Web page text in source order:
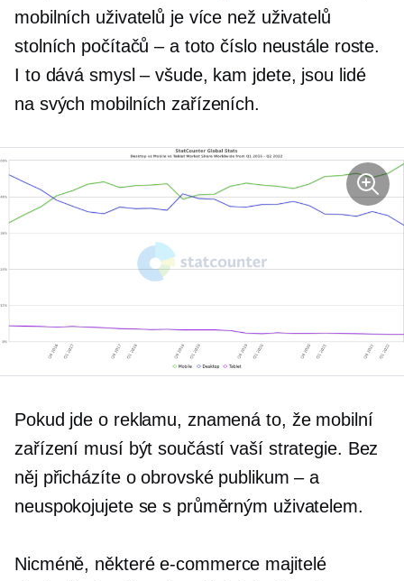
mobilních uživatelů je více než uživatelů
stolních počítačů – a toto číslo neustále roste.
I to dává smysl – všude, kam jdete, jsou lidé
na svých mobilních zařízeních.
Pokud jde o reklamu, znamená to, že mobilní
zařízení musí být součástí vaší strategie. Bez
něj přicházíte o obrovské publikum – a
neuspokojujete se s průměrným uživatelem.
Nicméně, některée-commerce majitelé